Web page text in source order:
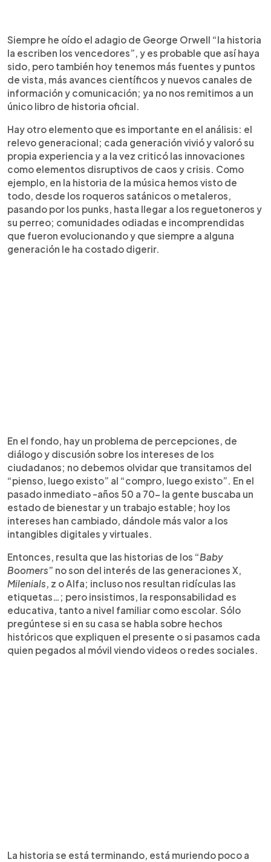
Siempre he oído el adagio de George Orwell “la historia
la escriben los vencedores”, y es probable que así haya
sido, pero también hoy tenemos más fuentes y puntos
de vista, más avances científicos y nuevos canales de
información y comunicación; ya no nos remitimos a un
único libro de historia oficial.
Hay otro elemento que es importante en el análisis: el
relevo generacional; cada generación vivió y valoró su
propia experiencia y a la vez criticó las innovaciones
como elementos disruptivos de caos y crisis. Como
ejemplo, en la historia de la música hemos visto de
todo, desde los roqueros satánicos o metaleros,
pasando por los punks, hasta llegar a los reguetoneros y
su perreo; comunidades odiadas e incomprendidas
que fueron evolucionando y que siempre a alguna
generación le ha costado digerir.
En el fondo, hay un problema de percepciones, de
diálogo y discusión sobre los intereses de los
ciudadanos; no debemos olvidar que transitamos del
“pienso, luego existo” al “compro, luego existo”. En el
pasado inmediato -años 50 a 70- la gente buscaba un
estado de bienestar y un trabajo estable; hoy los
intereses han cambiado, dándole más valor a los
intangibles digitales y virtuales.
Entonces, resulta que las historias de los “Baby
Boomers” no son del interés de las generaciones X,
Milenials, z o Alfa; incluso nos resultan ridículas las
etiquetas…; pero insistimos, la responsabilidad es
educativa, tanto a nivel familiar como escolar. Sólo
pregúntese si en su casa se habla sobre hechos
históricos que expliquen el presente o si pasamos cada
quien pegados al móvil viendo videos o redes sociales.
La historia se está terminando, está muriendo poco a